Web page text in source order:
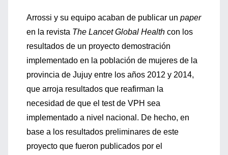
Arrossi y su equipo acaban de publicar un paper
en la revista The Lancet Global Health con los
resultados de un proyecto demostración
implementado en la población de mujeres de la
provincia de Jujuy entre los años 2012 y 2014,
que arroja resultados que reafirman la
necesidad de que el test de VPH sea
implementado a nivel nacional. De hecho, en
base a los resultados preliminares de este
proyecto que fueron publicados por el